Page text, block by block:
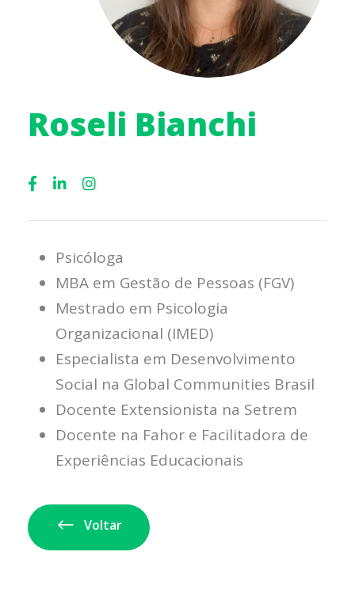
Roseli Bianchi
Psicóloga
MBA em Gestão de Pessoas (FGV)
Mestrado em Psicologia
Organizacional (IMED)
Especialista em Desenvolvimento
Social na Global Communities Brasil
Docente Extensionista na Setrem
Docente na Fahor e Facilitadora de
Experiências Educacionais
Voltar